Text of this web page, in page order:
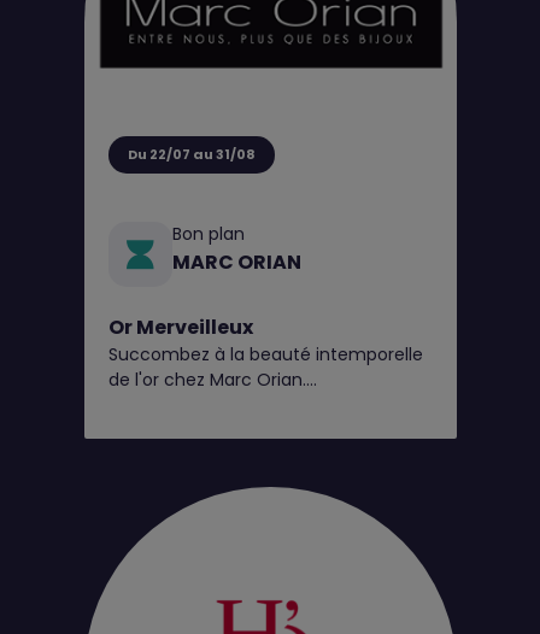
Du 22/07 au 31/08
Bon plan
MARC ORIAN
Or Merveilleux
Succombez à la beauté intemporelle
de l'or chez Marc Orian.